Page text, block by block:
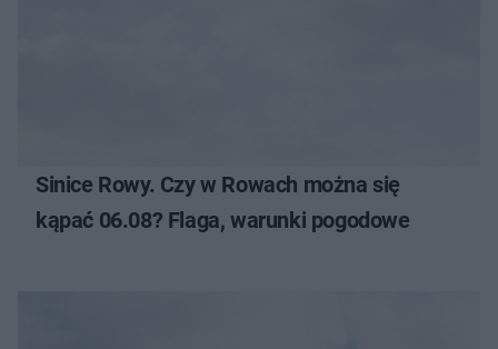
Sinice Rowy. Czy w Rowach można się
kąpać 06.08? Flaga, warunki pogodowe